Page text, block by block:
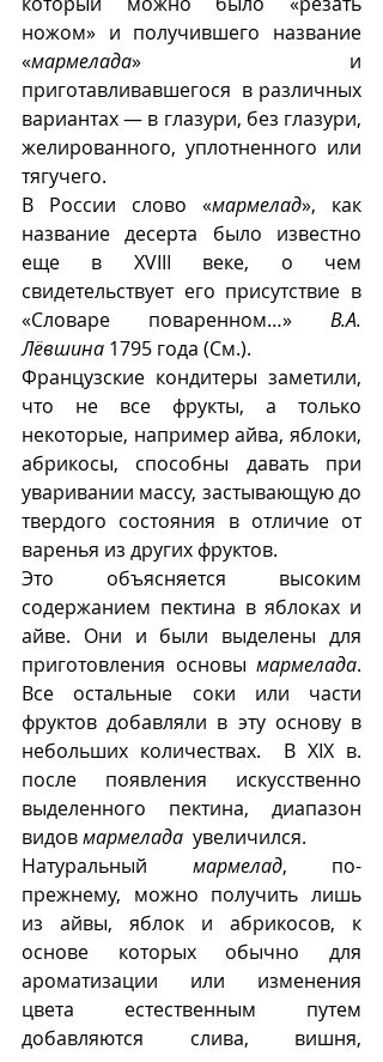
ножом» и получившего название
«мармелада» и
приготавливавшегося  в различных
вариантах — в глазури, без глазури,
желированного, уплотненного или
тягучего.
В России слово «мармелад», как
название десерта было известно
еще в XVIII веке, о чем
свидетельствует его присутствие в
«Словаре поваренном…» В.А.
Лëвшина 1795 года (См.).
Французские кондитеры заметили,
что не все фрукты, а только
некоторые, например айва, яблоки,
абрикосы, способны давать при
уваривании массу, застывающую до
твердого состояния в отличие от
варенья из других фруктов.
Это объясняется высоким
содержанием пектина в яблоках и
айве. Они и были выделены для
приготовления основы мармелада.
Все остальные соки или части
фруктов добавляли в эту основу в
небольших количествах.  В XIX в.
после появления искусственно
выделенного пектина, диапазон
видов мармелада
  увеличился.
Натуральный мармелад, по-
прежнему, можно получить лишь
из айвы, яблок и абрикосов, к
основе которых обычно для
ароматизации или изменения
цвета естественным путем
добавляются слива, вишня,